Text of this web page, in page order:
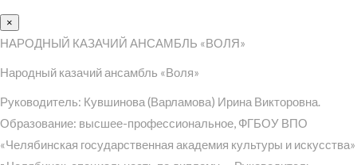
×
НАРОДНЫЙ КАЗАЧИЙ АНСАМБЛЬ «ВОЛЯ»
Народный казачий ансамбль «Воля»
Руководитель: Кувшинова (Варламова) Ирина Викторовна.
Образование: высшее-профессиональное, ФГБОУ ВПО
«Челябинская государственная академия культуры и искусства»